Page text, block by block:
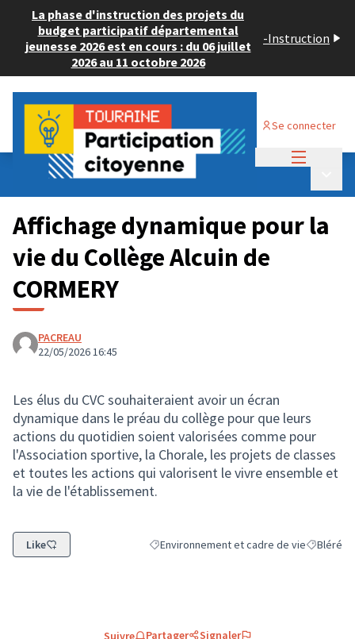
La phase d'instruction des projets du
budget participatif départemental
jeunesse 2026 est en cours : du 06 juillet
2026 au 11 octobre 2026
-Instruction
Se connecter
Budget Participatif JEUNESSE 2026
💡 Consulter les projets déposés
Affichage dynamique pour la
vie du Collège Alcuin de
CORMERY
PACREAU
22/05/2026 16:45
Les élus du CVC souhaiteraient avoir un écran
dynamique dans le préau du collège pour que leurs
actions du quotidien soient valorisées comme pour
l'Association sportive, la Chorale, les projets de classes
et toutes les actions qui valorisent le vivre ensemble et
la vie de l'établissement.
Like Filtrer les résultats de la catégorie :
Environnement et cadre de vieFiltrer les
Bléré
Suivre Partager Signaler